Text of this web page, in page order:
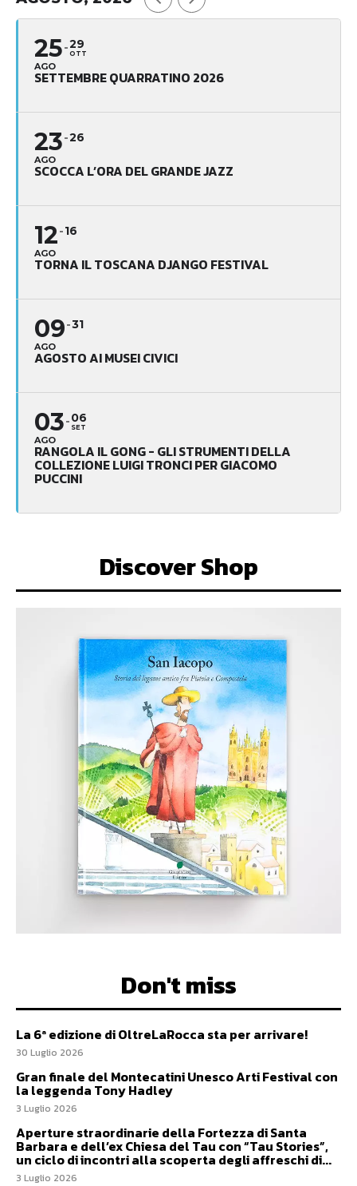
25
AGO
29
OTT
SETTEMBRE QUARRATINO 2026
23
AGO
26
SCOCCA L’ORA DEL GRANDE JAZZ
12
AGO
16
TORNA IL TOSCANA DJANGO FESTIVAL
09
AGO
31
AGOSTO AI MUSEI CIVICI
03
AGO
06
SET
RANGOLA IL GONG - GLI STRUMENTI DELLA
COLLEZIONE LUIGI TRONCI PER GIACOMO
PUCCINI
Discover Shop
Don't miss
La 6ª edizione di OltreLaRocca sta per arrivare!
30 Luglio 2026
Gran finale del Montecatini Unesco Arti Festival con
la leggenda Tony Hadley
3 Luglio 2026
Aperture straordinarie della Fortezza di Santa
Barbara e dell’ex Chiesa del Tau con “Tau Stories”,
un ciclo di incontri alla scoperta degli affreschi di...
3 Luglio 2026